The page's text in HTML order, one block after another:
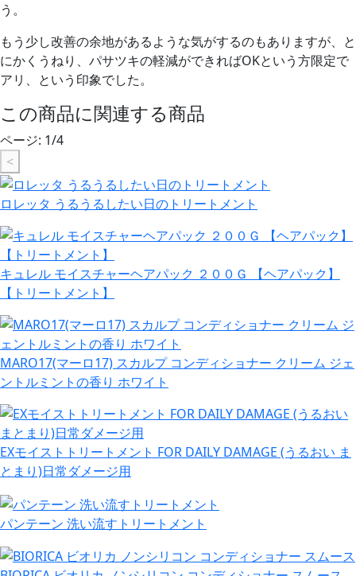
う。
もう少し改善の余地があるような気がするのもありますが、と
にかくうねり、パサツキの軽減ができればOKという方限定で
アリ、という印象でした。
この商品に関連する商品
ページ: 1/4
<
ロレッタ うるうるしたい日のトリートメント
キュレル モイスチャーヘアパック ２００Ｇ 【ヘアパック】
【トリートメント】
MARO17(マーロ17) スカルプ コンディショナー クリーム ジェ
ントルミントの香り ホワイト
EXモイストトリートメント FOR DAILY DAMAGE (うるおい ま
とまり)日常ダメージ用
パンテーン 洗い流すトリートメント